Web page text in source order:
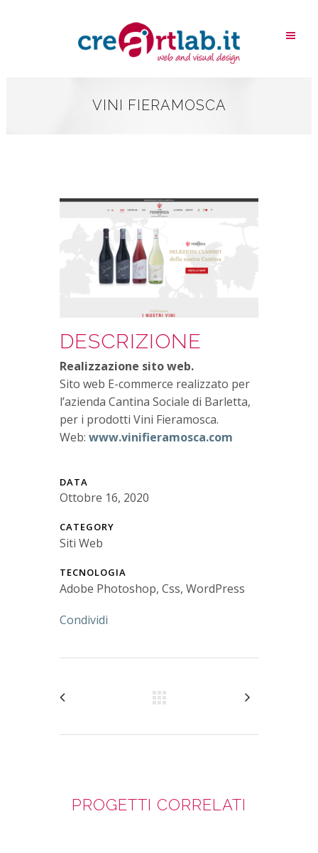
VINI FIERAMOSCA
DESCRIZIONE
Realizzazione sito web.
Sito web E-commerce realizzato per
l’azienda Cantina Sociale di Barletta,
per i prodotti Vini Fieramosca.
Web: www.vinifieramosca.com
DATA
Ottobre 16, 2020
CATEGORY
Siti Web
TECNOLOGIA
Adobe Photoshop, Css, WordPress
Condividi
PROGETTI CORRELATI